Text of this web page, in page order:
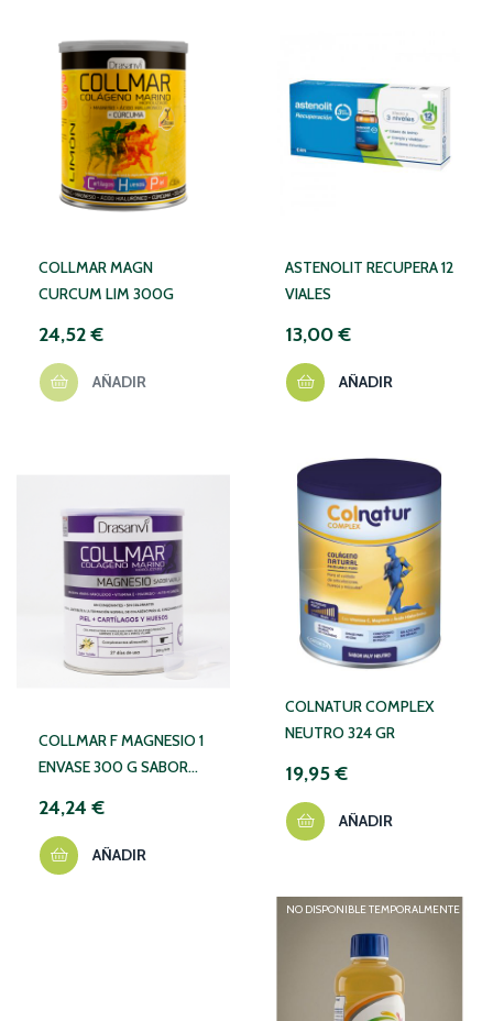
COLLMAR MAGN
CURCUM LIM 300G
24,52 €
AÑADIR
ASTENOLIT RECUPERA 12
VIALES
13,00 €
AÑADIR
COLLMAR F MAGNESIO 1
ENVASE 300 G SABOR
24,24 €
AÑADIR
COLNATUR COMPLEX
NEUTRO 324 GR
19,95 €
AÑADIR
NO DISPONIBLE TEMPORALMENTE